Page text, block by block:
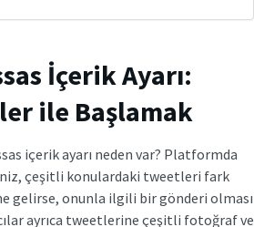
İçerik Ayarı:
ile Başlamak
içerik ayarı neden var? Platformda
çeşitli konulardaki tweetleri fark
gelirse, onunla ilgili bir gönderi olması
ayrıca tweetlerine çeşitli fotoğraf ve